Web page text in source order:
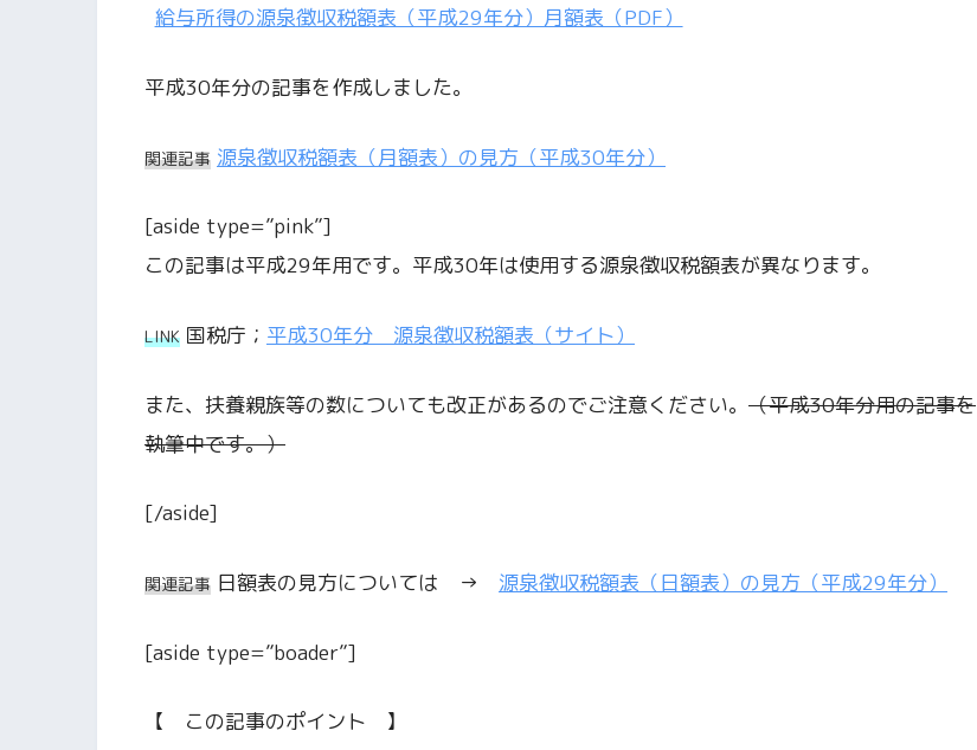
給与所得の源泉徴収税額表（平成29年分）月額表（PDF）
平成30年分の記事を作成しました。
関連記事 源泉徴収税額表（月額表）の見方（平成30年分）
[aside type=”pink”]
この記事は平成29年用です。平成30年は使用する源泉徴収税額表が異なります。
LINK 国税庁； 平成30年分 源泉徴収税額表（サイト）
また、扶養親族等の数についても改正があるのでご注意ください。 （平成30年分用の記事を
執筆中です。）
[/aside]
関連記事 日額表の見方については → 源泉徴収税額表（日額表）の見方（平成29年分）
[aside type=”boader”]
【 この記事のポイント 】